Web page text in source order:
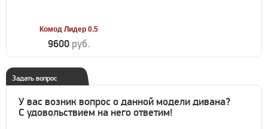
Комод Лидер 0.5
9600 руб.
Задать вопрос
У вас возник вопрос о данной модели дивана?
С удовольствием на него ответим!